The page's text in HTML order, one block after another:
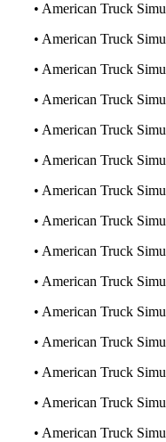
• American Truck
• American Truck
• American Truck
• American Truck
• American Truck
• American Truck
• American Truck
• American Truck
• American Truck
• American Truck
• American Truck
• American Truck
• American Truck
• American Truck
• American Truck